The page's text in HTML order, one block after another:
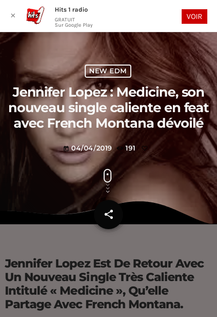
play_arrow
NEW EDM
Jennifer Lopez : Medicine, son
nouveau single caliente en feat
avec French Montana dévoilé
today 04/04/2019 191
share
email
Jennifer Lopez Est De Retour Avec
Un Nouveau Single Très Caliente
Intitulé « Medicine », Qu’elle
Partage Avec French Montana.
✕
Hits 1 radio
GRATUIT
Sur Google Play
VOIR